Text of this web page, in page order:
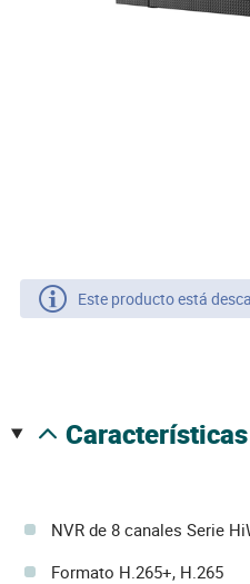
Este producto está
características
NVR de 8 canales Serie
Formato H.265+, H.265